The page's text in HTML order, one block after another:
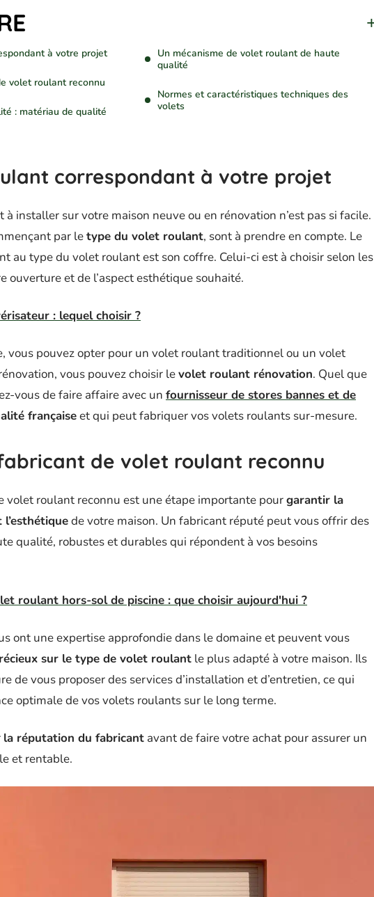
à votre projet
volet roulant reconnu
: matériau de qualité
Un mécanisme de volet roulant de haute
qualité
Normes et caractéristiques techniques des
volets
correspondant à votre projet
installer sur votre maison neuve ou en rénovation n’est pas si facile.
par letype du volet roulant, sont à prendre en compte. Le
au type du volet roulant est son coffre. Celui-ci est à choisir selon les
ouverture et de l’aspect esthétique souhaité.
: lequel choisir ?
vous pouvez opter pour un volet roulant traditionnel ou un volet
vous pouvez choisir levolet roulant rénovation. Quel que
vous de faire affaire avec un fournisseur de stores bannes et de
françaiseet qui peut fabriquer vos volets roulants sur-mesure.
de volet roulant reconnu
volet roulant reconnu est une étape importante pourgarantir la
de votre maison. Un fabricant réputé peut vous offrir des
qualité, robustes et durables qui répondent à vos besoins
roulant hors-sol de piscine : que choisir aujourd'hui ?
ont une expertise approfondie dans le domaine et peuvent vous
sur le type de volet roulant le plus adapté à votre maison. Ils
de vous proposer des services d’installation et d’entretien, ce qui
optimale de vos volets roulants sur le long terme.
la réputation du fabricant avant de faire votre achat pour assurer un
et rentable.